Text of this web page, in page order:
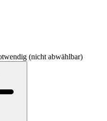
(nicht abwählbar)